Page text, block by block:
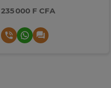
235 000 F CFA